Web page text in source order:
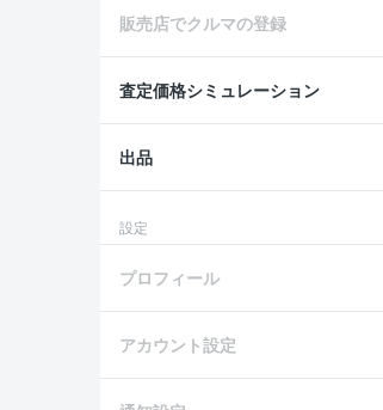
販売店でクルマの登録
査定価格シミュレーション
出品
設定
プロフィール
アカウント設定